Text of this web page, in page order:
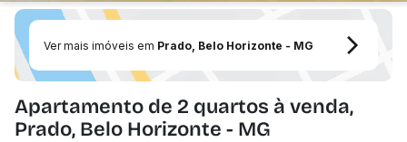
Ver mais imóveis em Prado, Belo Horizonte - MG
Apartamento de 2 quartos à venda,
Prado, Belo Horizonte - MG